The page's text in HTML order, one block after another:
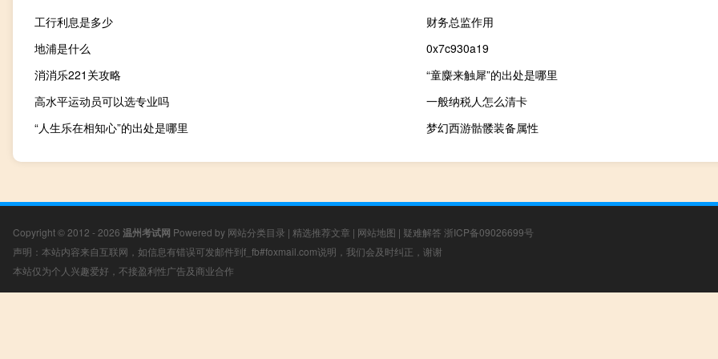
工行利息是多少
财务总监作用
地浦是什么
0x7c930a19
消消乐221关攻略
“童麋来触犀”的出处是哪里
高水平运动员可以选专业吗
一般纳税人怎么清卡
“人生乐在相知心”的出处是哪里
梦幻西游骷髅装备属性
Copyright © 2012 - 2026 温州考试网 Powered by 网站分类目录 | 精选推荐文章 | 网站地图 | 疑难解答 浙ICP备09026699号
声明：本站内容来自互联网，如信息有错误可发邮件到f_fb#foxmail.com说明，我们会及时纠正，谢谢
本站仅为个人兴趣爱好，不接盈利性广告及商业合作